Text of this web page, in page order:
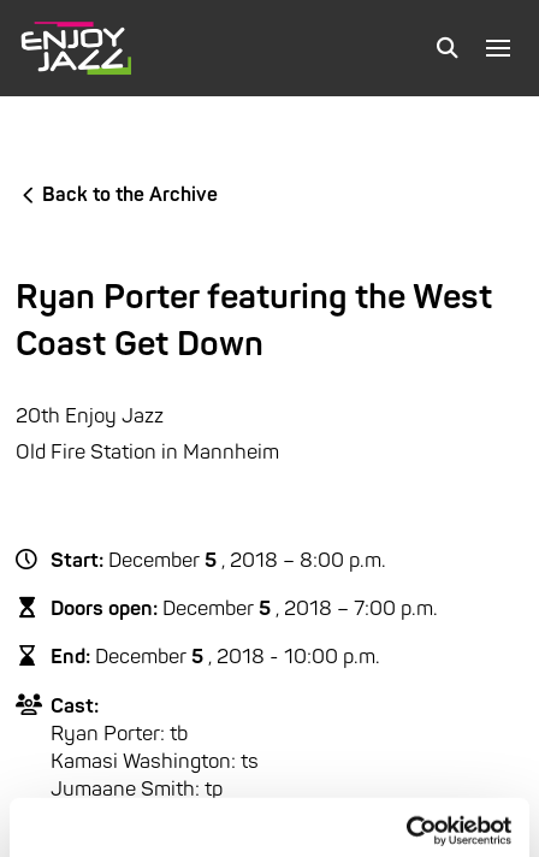
Back to the Archive
Ryan Porter featuring the West
Coast Get Down
20th Enjoy Jazz
Old Fire Station in Mannheim
Start: December5 , 2018 – 8:00 p.m.
Doors open: December5 , 2018 – 7:00 p.m.
End: December5, 2018 - 10:00 p.m.
Cast:
Ryan Porter: tb
Kamasi Washington: ts
Jumaane Smith: tp